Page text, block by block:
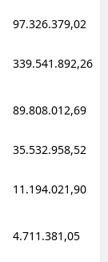
97.326.379,02
339.541.892,26
89.808.012,69
35.532.958,52
11.194.021,90
4.711.381,05